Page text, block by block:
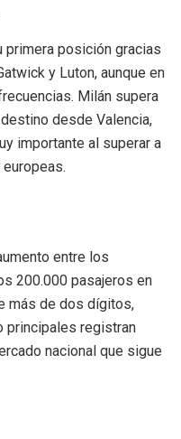
primera posición gracias
y Luton, aunque en
Milán supera
desde Valencia,
importante al superar a
entre los
200.000 pasajeros en
más de dos dígitos,
principales registran
nacional que sigue